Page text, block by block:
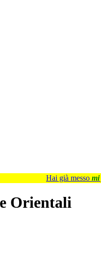
Hai già messo mi
Orientali